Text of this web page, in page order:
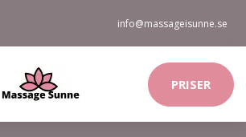
info@massageisunne.se
PRISER